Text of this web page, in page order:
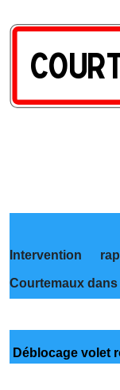
Intervention
Courtemaux dans
Déblocage volet